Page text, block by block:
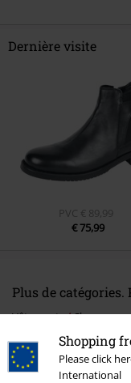
Shopping
Please click
International
Dernière visite
PVC € 89,99
€ 75,99
Plus de
Vêtements Chaussures
Vêtements de marque
EMP
Chaussures